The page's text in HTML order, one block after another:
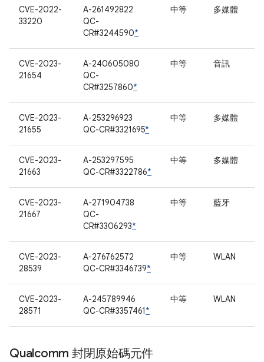
CVE-2022-
33220
A-261492822
QC-
CR#3244590*
中等 多媒體
CVE-2023-
21654
A-240605080
QC-
CR#3257860*
中等 音訊
CVE-2023-
21655
A-253296923
QC-CR#3321695*
中等 多媒體
CVE-2023-
21663
A-253297595
QC-CR#3322786*
中等 多媒體
CVE-2023-
21667
A-271904738
QC-
CR#3306293*
中等 藍牙
CVE-2023-
28539
A-276762572
QC-CR#3346739*
中等 WLAN
CVE-2023-
28571
A-245789946
QC-CR#3357461*
中等 WLAN
Qualcomm 封閉原始碼元件